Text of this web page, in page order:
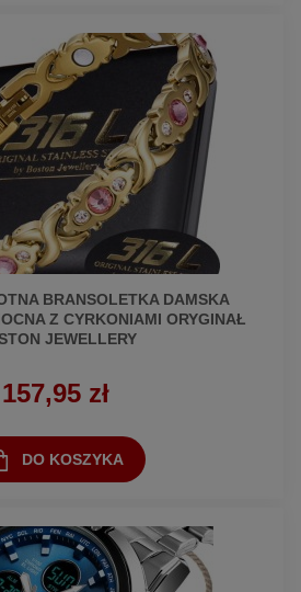
BRANSOLETKA DAMSKA
Z CYRKONIAMI ORYGINAŁ
JEWELLERY
157,95 zł
DO KOSZYKA